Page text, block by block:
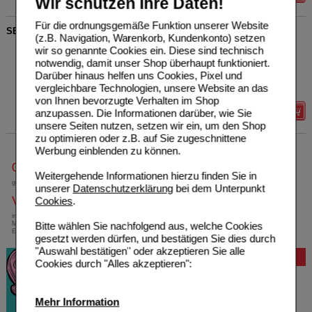
Wir schützen Ihre Daten!
Für die ordnungsgemäße Funktion unserer Website
(z.B. Navigation, Warenkorb, Kundenkonto) setzen
wir so genannte Cookies ein. Diese sind technisch
notwendig, damit unser Shop überhaupt funktioniert.
Darüber hinaus helfen uns Cookies, Pixel und
vergleichbare Technologien, unsere Website an das
von Ihnen bevorzugte Verhalten im Shop
anzupassen. Die Informationen darüber, wie Sie
unsere Seiten nutzen, setzen wir ein, um den Shop
zu optimieren oder z.B. auf Sie zugeschnittene
Werbung einblenden zu können.
Weitergehende Informationen hierzu finden Sie in
unserer Datenschutzerklärungbei dem Unterpunkt
Cookies.
Bitte wählen Sie nachfolgend aus, welche Cookies
gesetzt werden dürfen, und bestätigen Sie dies durch
"Auswahl bestätigen" oder akzeptieren Sie alle
Cookies durch "Alles akzeptieren":
Mehr Information
SELEN 200 NE Kapseln
R(h)ein Nutrition & Health
GmbH
15407291
120St Kapseln
UVP**
Unser Preis*
Sie sparen 25,90 €
Details
0800-10 11 422
gebührenfreie Rufnummer
Versandkostenfrei
innerhalb Deutschlands bei einem
Mindestbestellwert von 13,99 Euro oder bei
Einsendung eines Kassenrezeptes
Bewertung